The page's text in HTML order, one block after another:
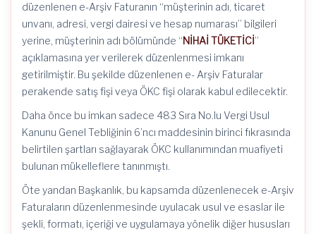
düzenlenen e-Arşiv Faturanın “müşterinin adı, ticaret
unvanı, adresi, vergi dairesi ve hesap numarası” bilgileri
yerine, müşterinin adı bölümünde “NİHAİ TÜKETİCİ”
açıklamasına yer verilerek düzenlenmesi imkanı
getirilmiştir. Bu şekilde düzenlenen e- Arşiv Faturalar
perakende satış fişi veya ÖKC fişi olarak kabul edilecektir.
Daha önce bu imkan sadece 483 Sıra No.lu Vergi Usul
Kanunu Genel Tebliğinin 6’ncı maddesinin birinci fıkrasında
belirtilen şartları sağlayarak ÖKC kullanımından muafiyeti
bulunan mükelleflere tanınmıştı.
Öte yandan Başkanlık, bu kapsamda düzenlenecek e-Arşiv
Faturaların düzenlenmesinde uyulacak usul ve esaslar ile
şekli, formatı, içeriği ve uygulamaya yönelik diğer hususları